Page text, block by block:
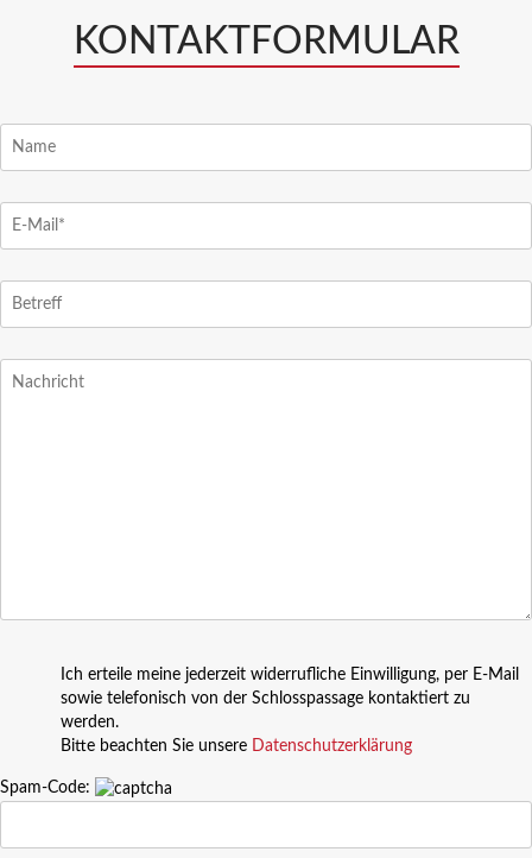
KONTAKTFORMULAR
Ich erteile meine jederzeit widerrufliche Einwilligung, per E-Mail
sowie telefonisch von der Schlosspassage kontaktiert zu
werden.
Bitte beachten Sie unsere Datenschutzerklärung
Spam-Code: